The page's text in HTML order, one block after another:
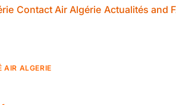
Contact Air Algérie Actualités and
AIR ALGERIE